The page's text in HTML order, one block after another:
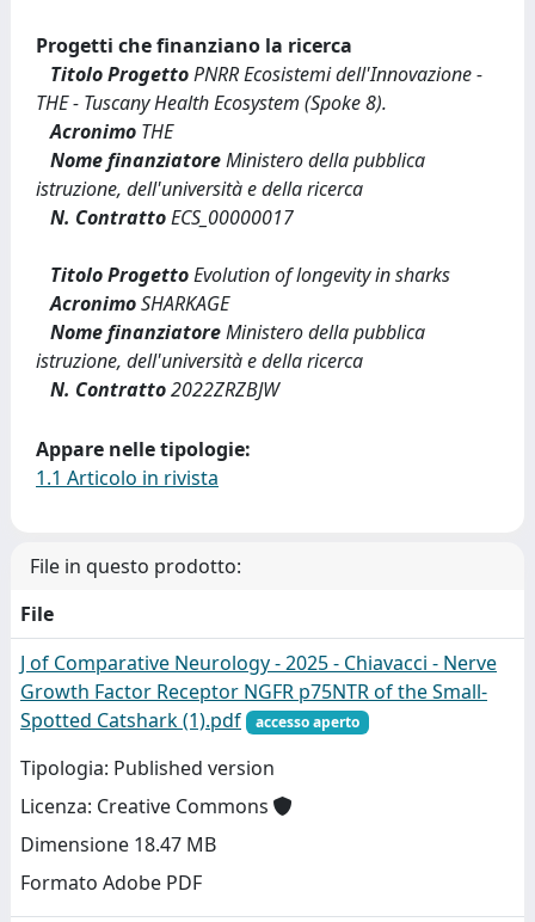
Progetti che finanziano la ricerca
Titolo ProgettoPNRR Ecosistemi dell'Innovazione -
THE - Tuscany Health Ecosystem (Spoke 8).
Acronimo THE
Nome finanziatoreMinistero della pubblica
istruzione, dell'università e della ricerca
N. ContrattoECS_00000017
Titolo ProgettoEvolution of longevity in sharks
AcronimoSHARKAGE
Nome finanziatoreMinistero della pubblica
istruzione, dell'università e della ricerca
N. Contratto2022ZRZBJW
Appare nelle tipologie:
1.1 Articolo in rivista
File in questo prodotto:
File
J of Comparative Neurology - 2025 - Chiavacci - Nerve
Growth Factor Receptor NGFR p75NTR of the Small‐
Spotted Catshark (1).pdf
accesso aperto
Tipologia: Published version
Licenza: Creative Commons
Dimensione 18.47 MB
Formato Adobe PDF